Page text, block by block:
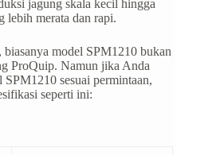
jagung skala kecil hingga
lebih merata dan rapi.
model SPM1210 bukan
ProQuip. Namun jika Anda
sesuai permintaan,
seperti ini: